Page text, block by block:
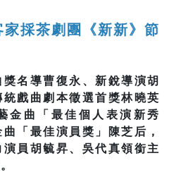
家採茶劇團《新新》節
獎名導曹復永、新銳導演胡
戲曲劇本徵選首獎林曉英
金曲「最佳個人表演新秀
「最佳演員獎」陳芝后，
員胡毓昇、吳代真領銜主